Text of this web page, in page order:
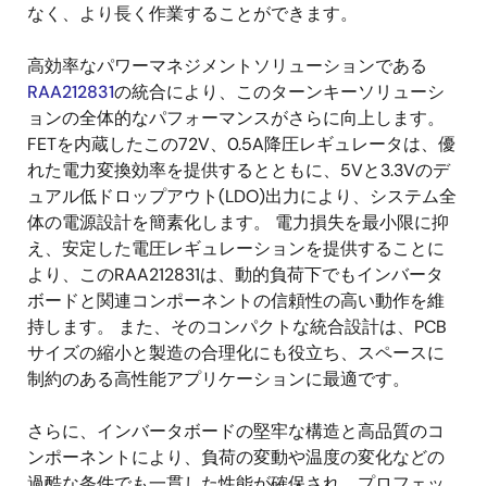
なく、より長く作業することができます。
高効率なパワーマネジメントソリューションである
RAA212831の統合により、このターンキーソリューシ
ョンの全体的なパフォーマンスがさらに向上します。
FETを内蔵したこの72V、0.5A降圧レギュレータは、優
れた電力変換効率を提供するとともに、5Vと3.3Vのデ
ュアル低ドロップアウト(LDO)出力により、システム全
体の電源設計を簡素化します。 電力損失を最小限に抑
え、安定した電圧レギュレーションを提供することに
より、このRAA212831は、動的負荷下でもインバータ
ボードと関連コンポーネントの信頼性の高い動作を維
持します。 また、そのコンパクトな統合設計は、PCB
サイズの縮小と製造の合理化にも役立ち、スペースに
制約のある高性能アプリケーションに最適です。
さらに、インバータボードの堅牢な構造と高品質のコ
ンポーネントにより、負荷の変動や温度の変化などの